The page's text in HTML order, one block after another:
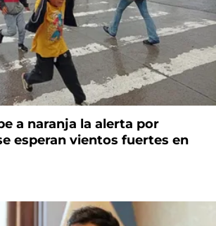
a naranja la alerta por
esperan vientos fuertes en